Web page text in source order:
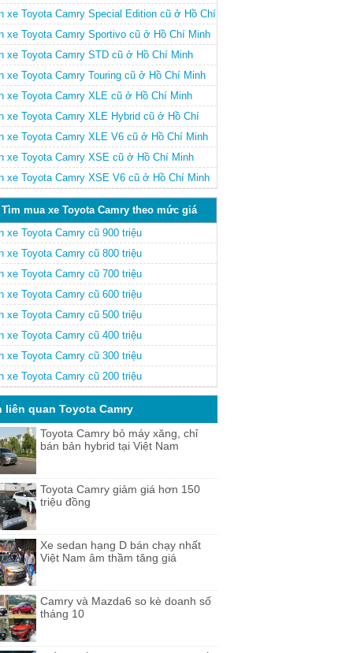
Chí Minh
xe Toyota Camry Special Edition cũ ở Hồ Chí
xe Toyota Camry Sportivo cũ ở Hồ Chí Minh
xe Toyota Camry STD cũ ở Hồ Chí Minh
xe Toyota Camry Touring cũ ở Hồ Chí Minh
xe Toyota Camry XLE cũ ở Hồ Chí Minh
xe Toyota Camry XLE Hybrid cũ ở Hồ Chí
xe Toyota Camry XLE V6 cũ ở Hồ Chí Minh
xe Toyota Camry XSE cũ ở Hồ Chí Minh
xe Toyota Camry XSE V6 cũ ở Hồ Chí Minh
Tìm mua xe Toyota Camry theo mức giá
xe Toyota Camry cũ 900 triệu
xe Toyota Camry cũ 800 triệu
xe Toyota Camry cũ 700 triệu
xe Toyota Camry cũ 600 triệu
xe Toyota Camry cũ 500 triệu
xe Toyota Camry cũ 400 triệu
xe Toyota Camry cũ 300 triệu
xe Toyota Camry cũ 200 triệu
liên quan Toyota Camry
Toyota Camry bỏ máy xăng, chỉ
bán bản hybrid tại Việt Nam
Toyota Camry giảm giá hơn 150
triệu đồng
Xe sedan hạng D bán chạy nhất
Việt Nam âm thầm tăng giá
Camry và Mazda6 so kè doanh số
tháng 10